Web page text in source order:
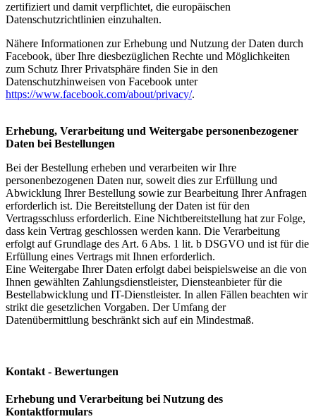
zertifiziert und damit verpflichtet, die europäischen
Datenschutzrichtlinien einzuhalten.
Nähere Informationen zur Erhebung und Nutzung der Daten durch
Facebook, über Ihre diesbezüglichen Rechte und Möglichkeiten
zum Schutz Ihrer Privatsphäre finden Sie in den
Datenschutzhinweisen von Facebook unter
https://www.facebook.com/about/privacy/.
Erhebung, Verarbeitung und Weitergabe personenbezogener
Daten bei Bestellungen
Bei der Bestellung erheben und verarbeiten wir Ihre
personenbezogenen Daten nur, soweit dies zur Erfüllung und
Abwicklung Ihrer Bestellung sowie zur Bearbeitung Ihrer Anfragen
erforderlich ist. Die Bereitstellung der Daten ist für den
Vertragsschluss erforderlich. Eine Nichtbereitstellung hat zur Folge,
dass kein Vertrag geschlossen werden kann. Die Verarbeitung
erfolgt auf Grundlage des Art. 6 Abs. 1 lit. b DSGVO und ist für die
Erfüllung eines Vertrags mit Ihnen erforderlich.
Eine Weitergabe Ihrer Daten erfolgt dabei beispielsweise an die von
Ihnen gewählten Zahlungsdienstleister, Diensteanbieter für die
Bestellabwicklung und IT-Dienstleister. In allen Fällen beachten wir
strikt die gesetzlichen Vorgaben. Der Umfang der
Datenübermittlung beschränkt sich auf ein Mindestmaß.
Kontakt - Bewertungen
Erhebung und Verarbeitung bei Nutzung des
Kontaktformulars